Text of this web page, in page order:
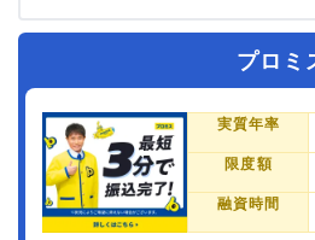
プロミ
実質年率
限度額
融資時間